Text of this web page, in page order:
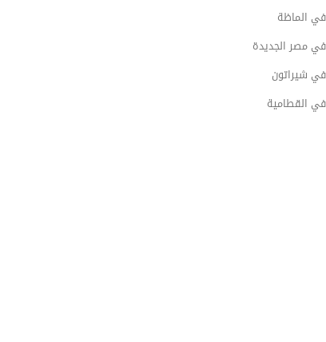
الماظة
مصر الجديدة
شيراتون
القطامية